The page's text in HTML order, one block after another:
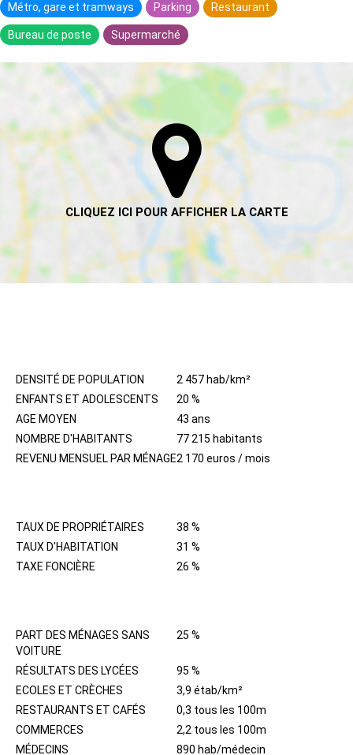
Métro, gare et tramways Parking Restaurant
Bureau de poste Supermarché
DENSITÉ DE POPULATION
2 457 hab/km²
ENFANTS ET ADOLESCENTS
20 %
AGE MOYEN
43 ans
NOMBRE D'HABITANTS
77 215 habitants
REVENU MENSUEL PAR MÉNAGE2 170 euros / mois
TAUX DE PROPRIÉTAIRES
38 %
TAUX D'HABITATION
31 %
TAXE FONCIÈRE
26 %
PART DES MÉNAGES SANS
VOITURE
25 %
RÉSULTATS DES LYCÉES
95 %
ECOLES ET CRÈCHES
3,9 étab/km²
RESTAURANTS ET CAFÉS
0,3 tous les 100m
COMMERCES
2,2 tous les 100m
MÉDECINS
890 hab/médecin